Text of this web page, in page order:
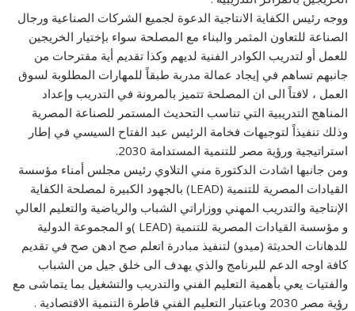
ووجه رئيس الكفاية الانتاجية الدعوة لجميع الشركات الصناعية ورجال
الصناعة للتعاون المثمر والبناء مع المصلحة سواء بإختيار الخريجين
للعمل أو لتدريب الكوادر الفنية لديهم وكذا تقديم أية مقترحات من
جانبهم تساهم في إيجاد عمالة مدربة طبقاً للمهارات المطلوبة لسوق
العمل ، لافتاً الى ان المصلحة تتميز بالمرونة في التدريب وإعداد
المناهج التدريبية التي تناسب التحديث المستمر للصناعة المصرية
وذلك تنفيذاً لتوجيهات فخامة الرئيس عبد الفتاح السيسي في إطار
استراتيجية ورؤية مصر للتنمية المستدامة 2030.
ومن جانبها اشادت الدكتورة مني التلاوي رئيس مجلس أمناء مؤسسة
القيادات المصرية للتنمية (LEAD) بالجهود الكبيرة لمصلحة الكفاية
الإنتاجية والتدريب المهني ووزاراتي الشباب والرياضية والتعليم العالي
و مؤسسة القيادات المصرية للتنمية (LEAD )و المجموعة الدولية
للدهانات الحديثة (ميدو) لتنفيذ مبادرة اتعلم صح ادهن صح في تقديم
كافة اوجه الدعم للبرنامج والذي يهدف الى خلق جيل من الشباب
والفتيات يعي بأهمية التعليم الفني والتدريب والتشغيل بما يتماشى مع
رؤية مصر 2030 وباعتبار التعليم الفني قاطرة التنمية الاقتصادية .